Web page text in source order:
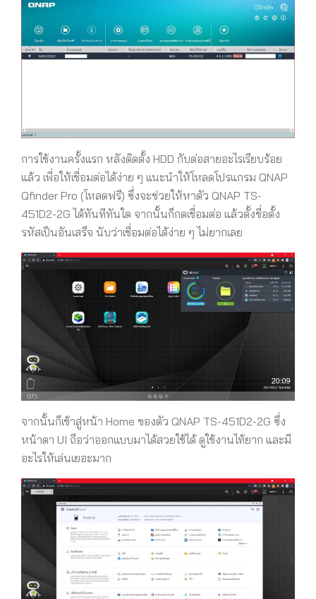
การใช้งานครั้งแรก หลังติดตั้ง HDD กับต่อสายอะไรเรียบร้อย
แล้ว เพื่อให้เชื่อมต่อได้ง่าย ๆ แนะนำให้โหลดโปรแกรม QNAP
Qfinder Pro (โหลดฟรี) ซึ่งจะช่วยให้หาตัว QNAP TS-
451D2-2G ได้ทันทีทันใด จากนั้นก็กดเชื่อมต่อ แล้วตั้งชื่อตั้ง
รหัสเป็นอันเสร็จ นับว่าเชื่อมต่อได้ง่าย ๆ ไม่ยากเลย
จากนั้นก็เข้าสู่หน้า Home ของตัว QNAP TS-451D2-2G ซึ่ง
หน้าตา UI ถือว่าออกแบบมาได้สวยใช้ได้ ดูใช้งานไท้ยาก และมี
อะไรให้เล่นเยอะมาก